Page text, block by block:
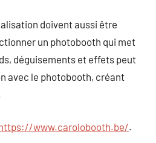
doivent aussi être
un photobooth qui met
déguisements et effets peut
avec le photobooth, créant
www.carolobooth.be/.